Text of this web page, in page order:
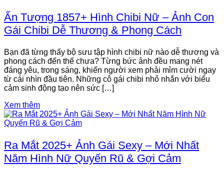
Ấn Tượng 1857+ Hình Chibi Nữ – Ảnh Con
Gái Chibi Dễ Thương & Phong Cách
Bạn đã từng thấy bộ sưu tập hình chibi nữ nào dễ thương và
phong cách đến thế chưa? Từng bức ảnh đều mang nét
đáng yêu, trong sáng, khiến người xem phải mỉm cười ngay
từ cái nhìn đầu tiên. Những cô gái chibi nhỏ nhắn với biểu
cảm sinh động tạo nên sức […]
Xem thêm
Ra Mắt 2025+ Ảnh Gái Sexy – Mới Nhất
Năm Hình Nữ Quyến Rũ & Gợi Cảm